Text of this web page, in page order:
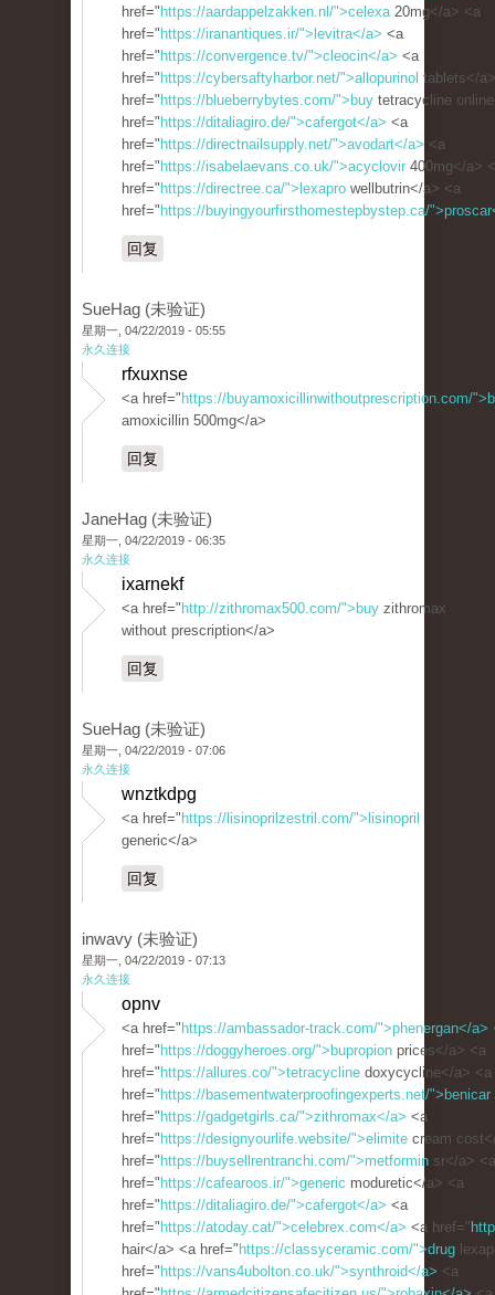
href=" https://aardappelzakken.nl/">celexa20mg</a> <a
href=" https://iranantiques.ir/">levitra</a> <a
href=" https://convergence.tv/">cleocin</a> <a
href=" https://cybersaftyharbor.net/">allopurinol tablets</
href=" https://blueberrybytes.com/">buy tetracycline
href=" https://ditaliagiro.de/">cafergot</a> <a
href=" https://directnailsupply.net/">avodart</a> <a
href=" https://isabelaevans.co.uk/">acyclovir 400mg</a>
href=" https://directree.ca/">lexapro wellbutrin</a> <a
href=" https://buyingyourfirsthomestepbystep.ca/
回复
SueHag (未验证)
星期一, 04/22/2019 - 05:55
永久连接
rfxuxnse
<a href=" https://buyamoxicillinwithoutprescription.com/
amoxicillin 500mg</a>
回复
JaneHag (未验证)
星期一, 04/22/2019 - 06:35
永久连接
ixarnekf
<a href=" http://zithromax500.com/">buy zithromax
without prescription</a>
回复
SueHag (未验证)
星期一, 04/22/2019 - 07:06
永久连接
wnztkdpg
<a href=" https://lisinoprilzestril.com/">lisinopril
generic</a>
回复
inwavy (未验证)
星期一, 04/22/2019 - 07:13
永久连接
opnv
<a href=" https://ambassador-track.com/">phenergan</a>
href=" https://doggyheroes.org/">bupropion prices</a> <a
href=" https://allures.co/">tetracycline doxycycline</a> <a
href=" https://basementwaterproofingexperts.net/">benicar
href=" https://gadgetgirls.ca/">zithromax</a> <a
href=" https://designyourlife.website/">elimite cream
href=" https://buysellrentranchi.com/">metformin sr</a> <a
href=" https://cafearoos.ir/">generic moduretic</a> <a
href=" https://ditaliagiro.de/">cafergot</a> <a
href=" https://atoday.cat/">celebrex.com</a> <a href="
hair</a> <a href=" https://classyceramic.com/">drug
href=" https://vans4ubolton.co.uk/">synthroid</a> <a